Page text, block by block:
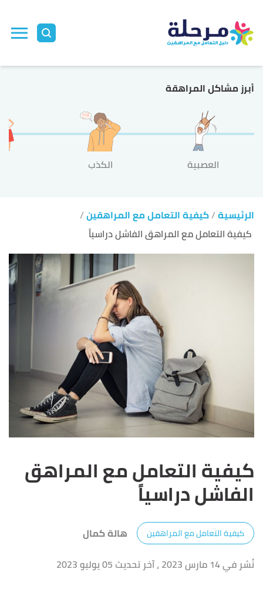
أبرز مشاكل المراهقة
العصبية الكذب
الرئيسية كيفية التعامل مع المراهقين
كيفية التعامل مع المراهق الفاشل دراسياً
كيفية التعامل مع المراهق
الفاشل دراسياً
كيفية التعامل مع المراهقين
هالة كمال
نُشر في 14 مارس 2023
، آخر تحديث 05 يوليو 2023